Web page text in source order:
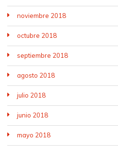
noviembre 2018
octubre 2018
septiembre 2018
agosto 2018
julio 2018
junio 2018
mayo 2018